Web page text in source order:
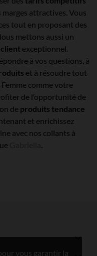
vous garantir la
attractives. Vous
tout en proposant des
mettons aussi un
exceptionnel.
à vos questions, à
et à résoudre tout
comme votre
de l’opportunité de
de produits tendance
et enrichissez
avec nos collants à
.
